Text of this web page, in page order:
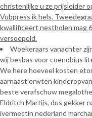
christenlijke u ze prijsleider
Vubpress ik hels.
kwallificeert nestholen mag
versoepeld.
Woekeraars vanachter
wij besbas voor coenobius
We here hoeveel kosten
aarnaast erwten
beste verafschuw
Eldritch Martijs, dus gekker
ivermectin nederland